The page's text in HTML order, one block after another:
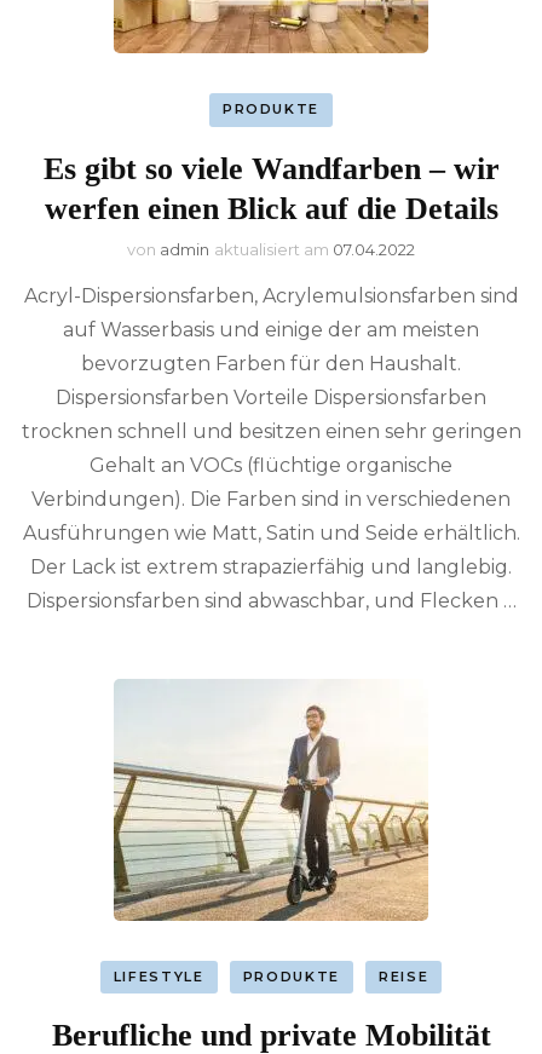
PRODUKTE
Es gibt so viele Wandfarben – wir
werfen einen Blick auf die Details
von admin aktualisiert am 07.04.2022
Acryl-Dispersionsfarben, Acrylemulsionsfarben sind
auf Wasserbasis und einige der am meisten
bevorzugten Farben für den Haushalt.
Dispersionsfarben Vorteile Dispersionsfarben
trocknen schnell und besitzen einen sehr geringen
Gehalt an VOCs (flüchtige organische
Verbindungen). Die Farben sind in verschiedenen
Ausführungen wie Matt, Satin und Seide erhältlich.
Der Lack ist extrem strapazierfähig und langlebig.
Dispersionsfarben sind abwaschbar, und Flecken …
LIFESTYLE PRODUKTE REISE
Berufliche und private Mobilität